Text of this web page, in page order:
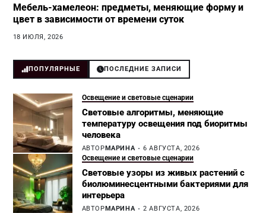
Мебель-хамелеон: предметы, меняющие форму и
цвет в зависимости от времени суток
18 ИЮЛЯ, 2026
ПОПУЛЯРНЫЕ ПОСЛЕДНИЕ ЗАПИСИ
Освещение и световые сценарии
Световые алгоритмы, меняющие
температуру освещения под биоритмы
человека
АВТОРМАРИНА 6 АВГУСТА, 2026
Освещение и световые сценарии
Световые узоры из живых растений с
биолюминесцентными бактериями для
интерьера
АВТОРМАРИНА 2 АВГУСТА, 2026